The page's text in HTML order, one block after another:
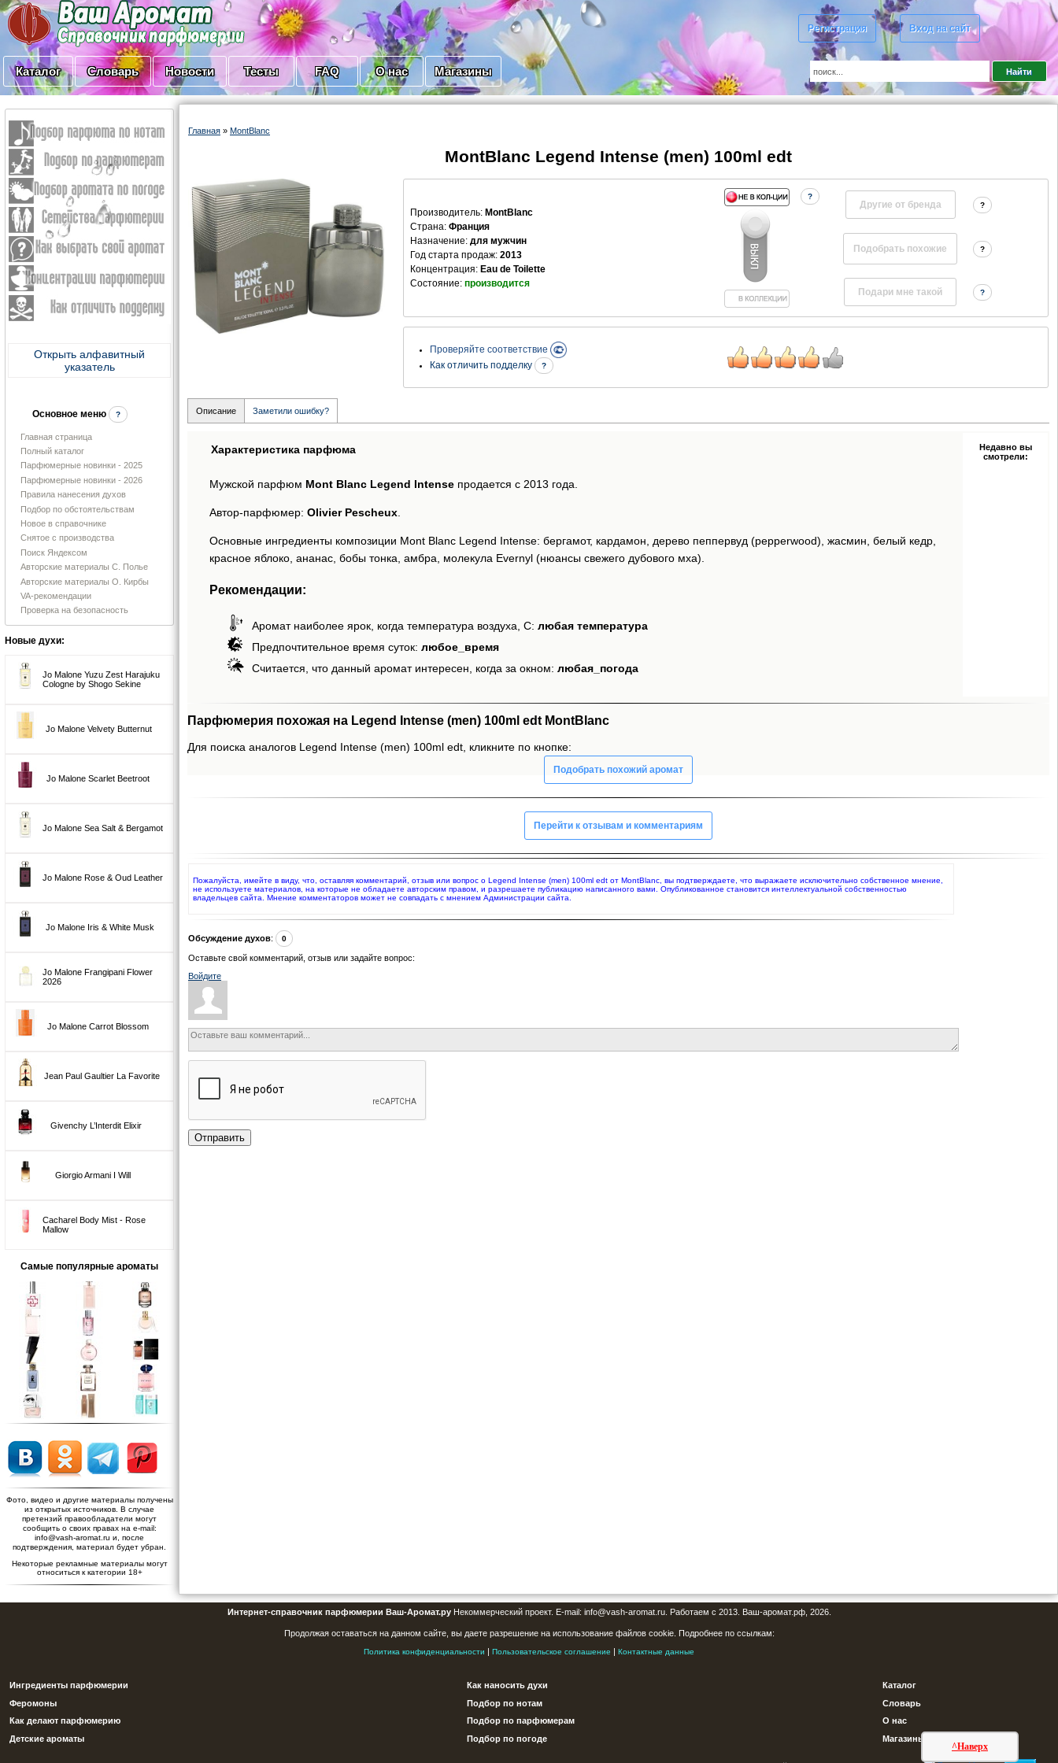
Регистрация Вход на сайт
Каталог Словарь Новости Тесты FAQ О нас Магазины
Открыть алфавитный
указатель
Основное меню ?
Главная страница
Полный каталог
Парфюмерные новинки - 2025
Парфюмерные новинки - 2026
Правила нанесения духов
Подбор по обстоятельствам
Новое в справочнике
Снятое с производства
Поиск Яндексом
Авторские материалы С. Полье
Авторские материалы О. Кирбы
VA-рекомендации
Проверка на безопасность
Новые духи:
Jo Malone Yuzu Zest Harajuku
Cologne by Shogo Sekine
Jo Malone Velvety Butternut
Jo Malone Scarlet Beetroot
Jo Malone Sea Salt & Bergamot
Jo Malone Rose & Oud Leather
Jo Malone Iris & White Musk
Jo Malone Frangipani Flower
2026
Jo Malone Carrot Blossom
Jean Paul Gaultier La Favorite
Givenchy L’Interdit Elixir
Giorgio Armani I Will
Cacharel Body Mist - Rose
Mallow
Самые популярные ароматы
Фото, видео и другие материалы получены
из открытых источников. В случае
претензий правообладатели могут
сообщить о своих правах на e-mail:
info@vash-aromat.ru и, после
подтверждения, материал будет убран.
Некоторые рекламные материалы могут
относиться к категории 18+
Главная » MontBlanc
MontBlanc Legend Intense (men) 100ml edt
Производитель: MontBlanc
Страна: Франция
Назначение: для мужчин
Год старта продаж: 2013
Концентрация: Eau de Toilette
Состояние: производится
?
Другие от бренда ?
?
?
Проверяйте соответствие
Как отличить подделку
?
Описание Заметили ошибку?
Характеристика парфюма
Мужской парфюм Mont Blanc Legend Intense продается с 2013 года.
Автор-парфюмер: Olivier Pescheux
Основные ингредиенты композиции Mont Blanc Legend Intense: бергамот, кардамон, дерево пеппервуд (pepperwood), жасмин, белый кедр,
красное яблоко, ананас, бобы тонка, амбра, молекула Evernyl (нюансы свежего дубового мха).
Рекомендации:
Аромат наиболее ярок, когда температура воздуха, С: любая температура
Предпочтительное время суток: любое_время
Считается, что данный аромат интересен, когда за окном: любая_погода
Недавно вы
смотрели:
Парфюмерия похожая на Legend Intense (men) 100ml edt MontBlanc
Для поиска аналогов Legend Intense (men) 100ml edt, кликните по кнопке:
Подобрать похожий аромат
Перейти к отзывам и комментариям
Пожалуйста, имейте в виду, что, оставляя комментарий, отзыв или вопрос о Legend Intense (men) 100ml edt от MontBlanc, вы подтверждаете, что выражаете исключительно собственное мнение,
не используете материалов, на которые не обладаете авторским правом, и разрешаете публикацию написанного вами. Опубликованное становится интеллектуальной собственностью
владельцев сайта. Мнение комментаторов может не совпадать с мнением Администрации сайта.
Обсуждение духов: 0
Оставьте свой комментарий, отзыв или задайте вопрос:
Войдите
Отправить
^Наверх
Интернет-справочник парфюмерии Ваш-Аромат.руНекоммерческий проект. E-mail: info@vash-aromat.ru. Работаем с 2013. Ваш-аромат.рф, 2026.
Продолжая оставаться на данном сайте, вы даете разрешение на использование файлов cookie. Подробнее по ссылкам:
Политика конфиденциальности | Пользовательское соглашение | Контактные данные
Ингредиенты парфюмерии
Феромоны
Как делают парфюмерию
Детские ароматы
Как наносить духи
Подбор по нотам
Подбор по парфюмерам
Подбор по погоде
Каталог
Словарь
О нас
Магазины